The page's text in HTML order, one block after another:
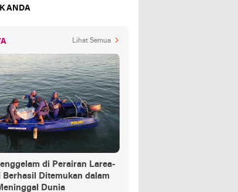
ANDA
Lihat Semua
di Perairan Larea-
Berhasil Ditemukan dalam
Dunia